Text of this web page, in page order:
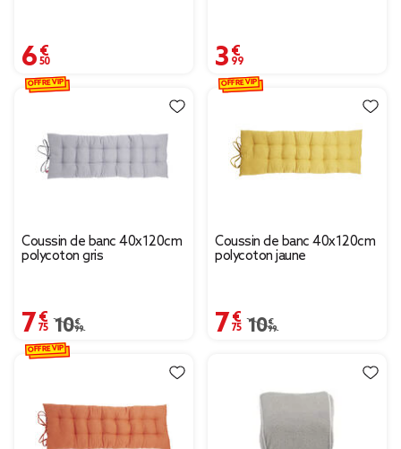
6,50 € 3,99 €
Coussin de banc 40x120cm
polycoton gris
7,75 €
Prix remisé de 10,99 € à 7,75 €
10,99 €
OFFRE VIP
Coussin de banc 40x120cm
polycoton jaune
7,75 €
Prix remisé de 10,99 €
10,99 €
OFFRE VIP
OFFRE VIP